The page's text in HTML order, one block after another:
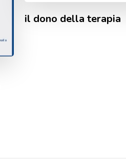
il dono della terapia